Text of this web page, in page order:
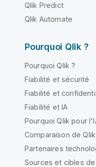
Qlik Predict
Qlik Automate
Pourquoi Qlik ?
Pourquoi Qlik ?
Fiabilité et sécurité
Fiabilité et
Fiabilité et IA
Pourquoi Qlik pour
Comparaison de
Partenaires
Sources et cibles